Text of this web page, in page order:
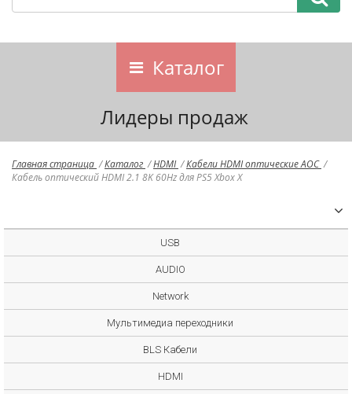
Каталог
Лидеры продаж
Главная страница /Каталог /HDMI /Кабели HDMI оптические AOC /
Кабель оптический HDMI 2.1 8K 60Hz для PS5 Xbox X
USB
AUDIO
Network
Мультимедиа переходники
BLS Кабели
HDMI